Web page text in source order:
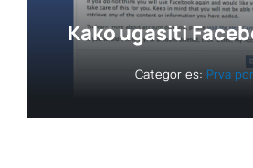
Kako ugasiti
Categories: Prva